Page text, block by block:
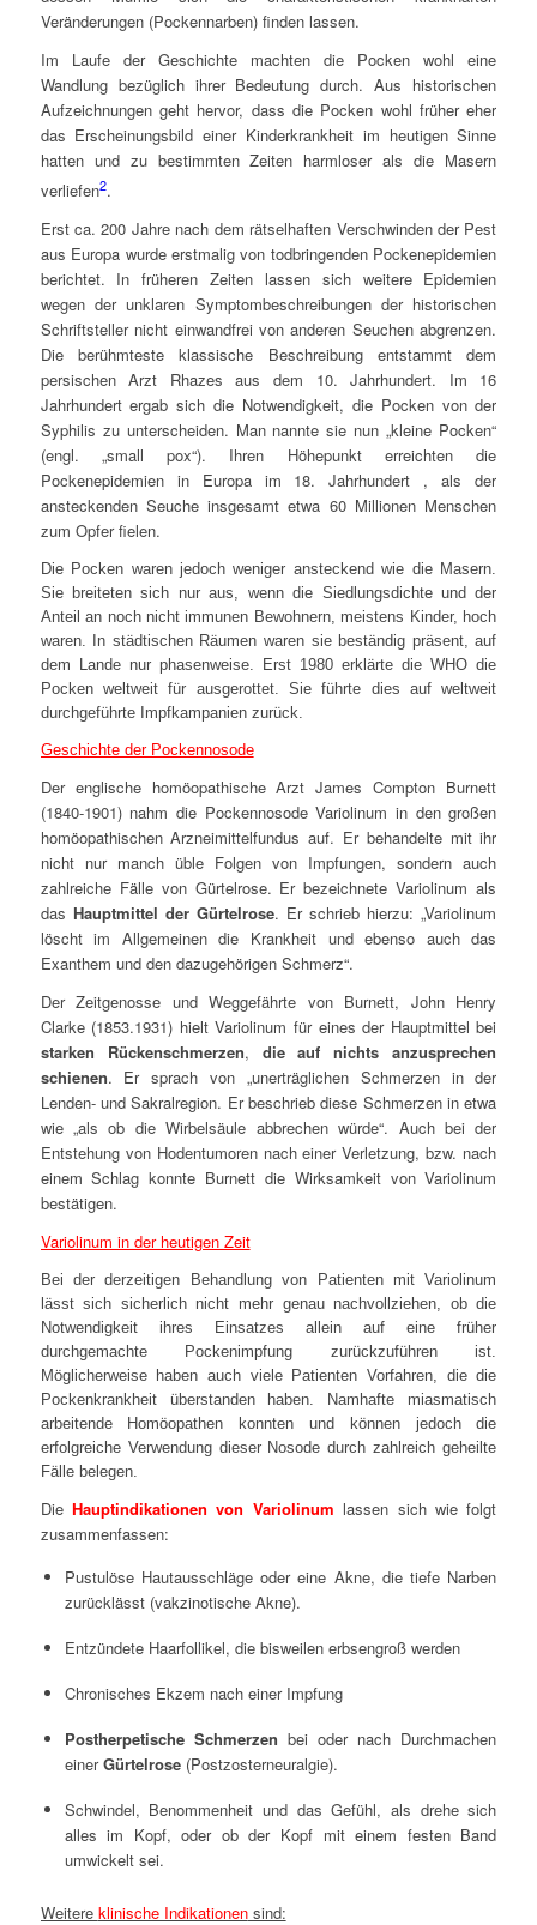
Veränderungen (Pockennarben) finden lassen.
Im Laufe der Geschichte machten die Pocken wohl eine
Wandlung bezüglich ihrer Bedeutung durch. Aus historischen
Aufzeichnungen geht hervor, dass die Pocken wohl früher eher
das Erscheinungsbild einer Kinderkrankheit im heutigen Sinne
hatten und zu bestimmten Zeiten harmloser als die Masern
verliefen2.
Erst ca. 200 Jahre nach dem rätselhaften Verschwinden der Pest
aus Europa wurde erstmalig von todbringenden Pockenepidemien
berichtet. In früheren Zeiten lassen sich weitere Epidemien
wegen der unklaren Symptombeschreibungen der historischen
Schriftsteller nicht einwandfrei von anderen Seuchen abgrenzen.
Die berühmteste klassische Beschreibung entstammt dem
persischen Arzt Rhazes aus dem 10. Jahrhundert. Im 16
Jahrhundert ergab sich die Notwendigkeit, die Pocken von der
Syphilis zu unterscheiden. Man nannte sie nun „kleine Pocken“
(engl. „small pox“). Ihren Höhepunkt erreichten die
Pockenepidemien in Europa im 18. Jahrhundert , als der
ansteckenden Seuche insgesamt etwa 60 Millionen Menschen
zum Opfer fielen.
Die Pocken waren jedoch weniger ansteckend wie die Masern.
Sie breiteten sich nur aus, wenn die Siedlungsdichte und der
Anteil an noch nicht immunen Bewohnern, meistens Kinder, hoch
waren. In städtischen Räumen waren sie beständig präsent, auf
dem Lande nur phasenweise. Erst 1980 erklärte die WHO die
Pocken weltweit für ausgerottet. Sie führte dies auf weltweit
durchgeführte Impfkampanien zurück.
Geschichte der Pockennosode
Der englische homöopathische Arzt James Compton Burnett
(1840-1901) nahm die Pockennosode Variolinum in den großen
homöopathischen Arzneimittelfundus auf. Er behandelte mit ihr
nicht nur manch üble Folgen von Impfungen, sondern auch
zahlreiche Fälle von Gürtelrose. Er bezeichnete Variolinum als
das Hauptmittel der Gürtelrose. Er schrieb hierzu: „Variolinum
löscht im Allgemeinen die Krankheit und ebenso auch das
Exanthem und den dazugehörigen Schmerz“.
Der Zeitgenosse und Weggefährte von Burnett, John Henry
Clarke (1853.1931) hielt Variolinum für eines der Hauptmittel bei
starken Rückenschmerzen, die auf nichts anzusprechen
schienen. Er sprach von „unerträglichen Schmerzen in der
Lenden- und Sakralregion. Er beschrieb diese Schmerzen in etwa
wie „als ob die Wirbelsäule abbrechen würde“. Auch bei der
Entstehung von Hodentumoren nach einer Verletzung, bzw. nach
einem Schlag konnte Burnett die Wirksamkeit von Variolinum
bestätigen.
Variolinum in der heutigen Zeit
Bei der derzeitigen Behandlung von Patienten mit Variolinum
lässt sich sicherlich nicht mehr genau nachvollziehen, ob die
Notwendigkeit ihres Einsatzes allein auf eine früher
durchgemachte Pockenimpfung zurückzuführen ist.
Möglicherweise haben auch viele Patienten Vorfahren, die die
Pockenkrankheit überstanden haben. Namhafte miasmatisch
arbeitende Homöopathen konnten und können jedoch die
erfolgreiche Verwendung dieser Nosode durch zahlreich geheilte
Fälle belegen.
Die Hauptindikationen von Variolinum lassen sich wie folgt
zusammenfassen:
Pustulöse Hautausschläge oder eine Akne, die tiefe Narben
zurücklässt (vakzinotische Akne).
Entzündete Haarfollikel, die bisweilen erbsengroß werden
Chronisches Ekzem nach einer Impfung
Postherpetische Schmerzen bei oder nach Durchmachen
einerGürtelrose(Postzosterneuralgie).
Schwindel, Benommenheit und das Gefühl, als drehe sich
alles im Kopf, oder ob der Kopf mit einem festen Band
umwickelt sei.
Weitere klinische Indikationensind: